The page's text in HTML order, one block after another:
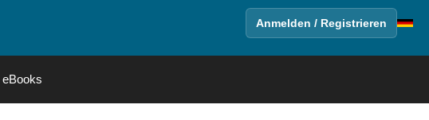
Anmelden / Registrieren
eBooks